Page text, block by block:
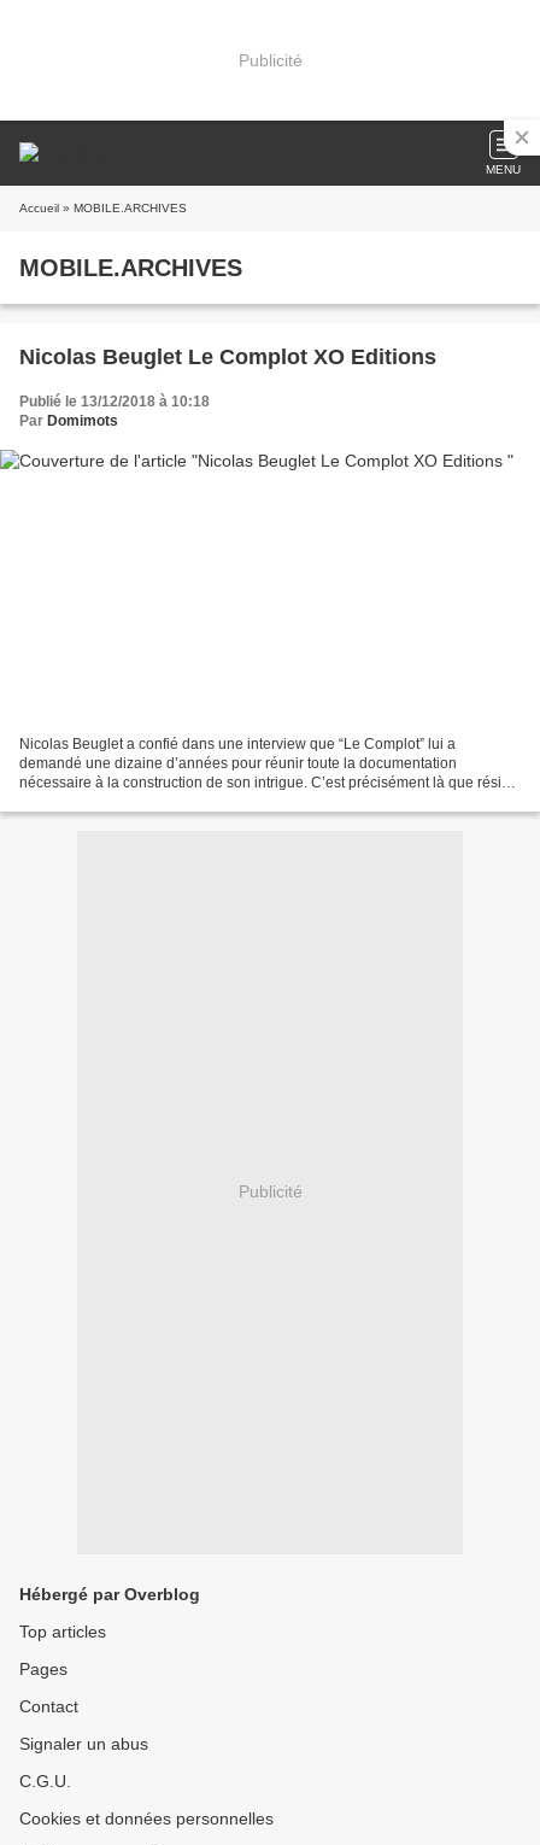
Publicité
MENU
Accueil » MOBILE.ARCHIVES
MOBILE.ARCHIVES
Nicolas Beuglet Le Complot XO Editions
Publié le 13/12/2018 à 10:18
Par Domimots
Nicolas Beuglet a confié dans une interview que “Le Complot” lui a
demandé une dizaine d’années pour réunir toute la documentation
nécessaire à la construction de son intrigue. C’est précisément là que réside
Publicité
Hébergé par Overblog
Top articles
Pages
Contact
Signaler un abus
C.G.U.
Cookies et données personnelles